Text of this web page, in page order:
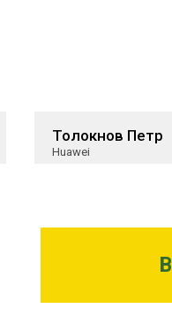
Толокнов Петр
Huawei